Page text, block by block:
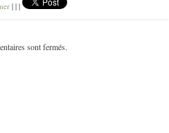
| | |
sont fermés.